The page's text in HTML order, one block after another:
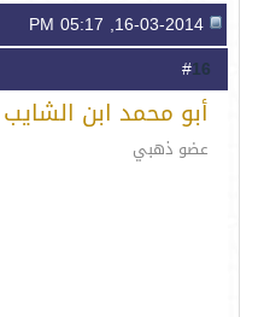
16
أبو محمد ابن الشايب
عضو ذهبي